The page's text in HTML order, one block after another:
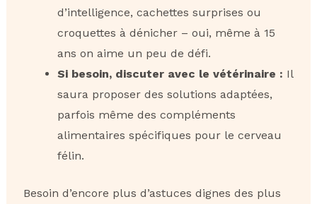
d’intelligence, cachettes surprises ou
croquettes à dénicher – oui, même à 15
ans on aime un peu de défi.
Si besoin, discuter avec le vétérinaire : Il
saura proposer des solutions adaptées,
parfois même des compléments
alimentaires spécifiques pour le cerveau
félin.
Besoin d’encore plus d’astuces dignes des plus